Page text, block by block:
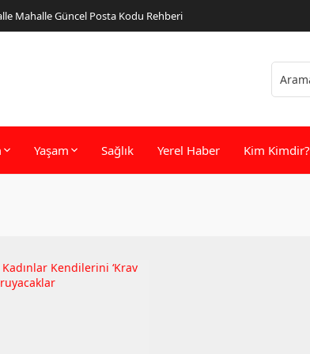
Mahalle Güncel Posta Kodu Rehberi
Yaşam Sağlık Yerel Haber Kim Kimdir?